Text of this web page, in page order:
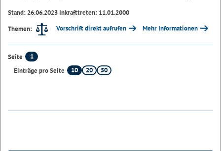
Stand: 26.06.2023 Inkrafttreten: 11.01.2000
Themen:
Vorschrift direkt aufrufen Mehr Informationen
Seite
1
Einträge pro Seite
10 20 50